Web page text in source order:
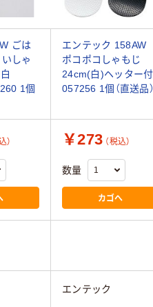
ごは
しゃ
1個
エンテック 158AW
ポコポコしゃもじ
24cm(白)ヘッター付
057256 1個（直送品）
） ￥273 （税込）
数量
カゴへ
エンテック